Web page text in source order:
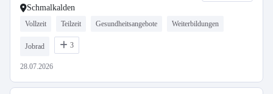
Schmalkalden
Vollzeit Teilzeit Gesundheitsangebote Weiterbildungen
Jobrad 3
28.07.2026